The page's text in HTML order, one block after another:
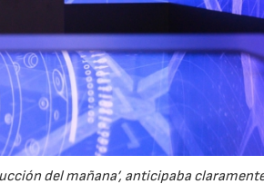
del mañana’, anticipaba